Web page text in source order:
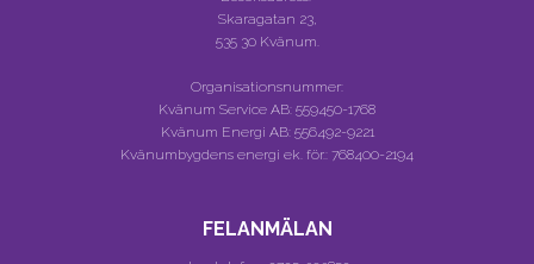
Skaragatan 23,
535 30 Kvänum.
Organisationsnummer:
Kvänum Service AB: 559450-1768
Kvänum Energi AB: 556492-9221
Kvänumbygdens energi ek. för.: 768400-2194
FELANMÄLAN